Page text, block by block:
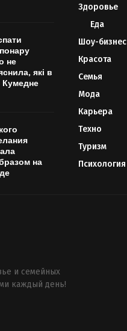
не
які в
на
Здоровье
Еда
Шоу-бизнес
Красота
Семья
Мода
Карьера
Техно
Туризм
Психология
и семейных
каждый день!